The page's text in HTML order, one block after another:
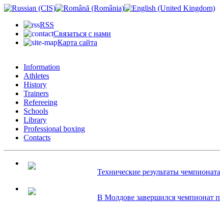
RSS
Связаться с нами
Карта сайта
Information
Athletes
History
Trainers
Refereeing
Schools
Library
Professional boxing
Contacts
Технические результаты
В Молдове завершился чемпионат